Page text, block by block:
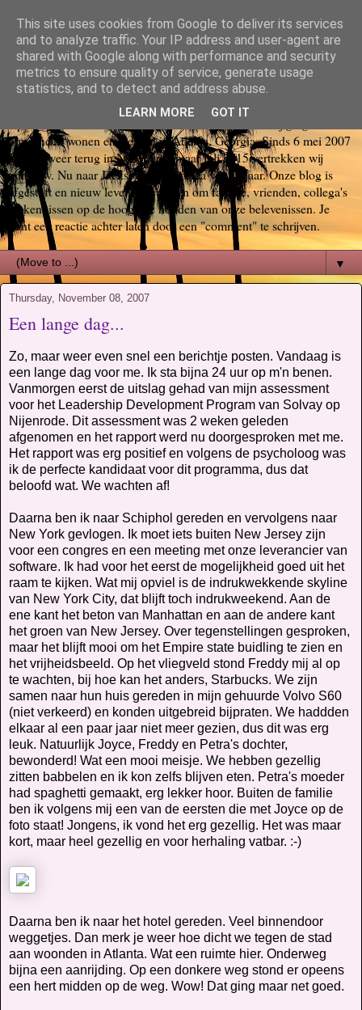
Bas, Sabina, Scott en Jill go
again USA
6 maanden wonen en werken in Atlanta, Georgia. Sinds 6 mei 2007
zijn we weer terug in Nederland, maar juli 2015 vertrekken wij
opnieuw. Nu naar Jacksonville, Florida voor 3 jaar. Onze blog is
afgestoft en nieuw leven ingeblazen om familie, vrienden, collega's
en kennissen op de hoogte te houden van onze belevenissen. Je
kunt een reactie achter laten door een "comment" te schrijven.
▼
Thursday, November 08, 2007
Een lange dag...
Zo, maar weer even snel een berichtje posten. Vandaag is
een lange dag voor me. Ik sta bijna 24 uur op m'n benen.
Vanmorgen eerst de uitslag gehad van mijn assessment
voor het Leadership Development Program van Solvay op
Nijenrode. Dit assessment was 2 weken geleden
afgenomen en het rapport werd nu doorgesproken met me.
Het rapport was erg positief en volgens de psycholoog was
ik de perfecte kandidaat voor dit programma, dus dat
beloofd wat. We wachten af!
Daarna ben ik naar Schiphol gereden en vervolgens naar
New York gevlogen. Ik moet iets buiten New Jersey zijn
voor een congres en een meeting met onze leverancier van
software. Ik had voor het eerst de mogelijkheid goed uit het
raam te kijken. Wat mij opviel is de indrukwekkende skyline
van New York City, dat blijft toch indrukweekend. Aan de
ene kant het beton van Manhattan en aan de andere kant
het groen van New Jersey. Over tegenstellingen gesproken,
maar het blijft mooi om het Empire state buidling te zien en
het vrijheidsbeeld. Op het vliegveld stond Freddy mij al op
te wachten, bij hoe kan het anders, Starbucks. We zijn
samen naar hun huis gereden in mijn gehuurde Volvo S60
(niet verkeerd) en konden uitgebreid bijpraten. We haddden
elkaar al een paar jaar niet meer gezien, dus dit was erg
leuk. Natuurlijk Joyce, Freddy en Petra's dochter,
bewonderd! Wat een mooi meisje. We hebben gezellig
zitten babbelen en ik kon zelfs blijven eten. Petra's moeder
had spaghetti gemaakt, erg lekker hoor. Buiten de familie
ben ik volgens mij een van de eersten die met Joyce op de
foto staat! Jongens, ik vond het erg gezellig. Het was maar
kort, maar heel gezellig en voor herhaling vatbar. :-)
Daarna ben ik naar het hotel gereden. Veel binnendoor
weggetjes. Dan merk je weer hoe dicht we tegen de stad
aan woonden in Atlanta. Wat een ruimte hier. Onderweg
bijna een aanrijding. Op een donkere weg stond er opeens
een hert midden op de weg. Wow! Dat ging maar net goed.
This site uses cookies from Google to deliver its services
and to analyze traffic. Your IP address and user-agent are
shared with Google along with performance and security
metrics to ensure quality of service, generate usage
statistics, and to detect and address abuse.
LEARN MORE GOT IT